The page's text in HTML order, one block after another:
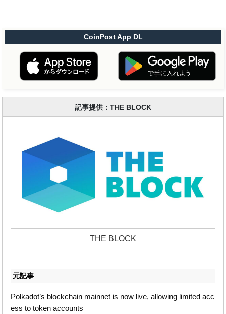
CoinPost App DL
記事提供：THE BLOCK
THE BLOCK
元記事
Polkadot’s blockchain mainnet is now live, allowing limited acc
ess to token accounts